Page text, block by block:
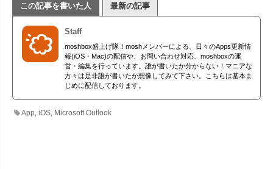
この記事を書いた人 最新の記事
Staff
moshbox盛上げ隊！moshメンバーによる、日々のApps更新情
報(iOS・Mac)の配信や、お問い合わせ対応、moshboxの運
営・編集を行っています。誰が書いたか分からない！マニアな
方々は是非誰が書いたか想像してみて下さい。こちらは基本ま
じめに配信しております。
App ,iOS Microsoft Outlook